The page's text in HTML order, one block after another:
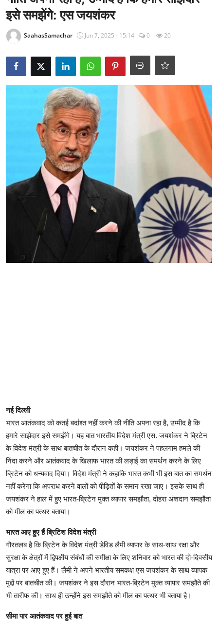
राजनीति
खेल
Epaper
धर्म
इसे समझेंगे: एस जयशंकर
SaahasSamachar Jun 7, 2025 - 15:14 0 20
नई दिल्ली
भारत आतंकवाद को कतई बर्दाश्त नहीं करने की नीति अपना रहा है, उम्मीद है कि
हमारे साझेदार इसे समझेंगे। यह बात भारतीय विदेश मंत्री एस. जयशंकर ने ब्रिटेन
के विदेश मंत्री के साथ बातचीत के दौरान कही। जयशंकर ने पहलगाम हमले की
निंदा करने और आतंकवाद के खिलाफ भारत की लड़ाई का समर्थन करने के लिए
ब्रिटेन को धन्यवाद दिया। विदेश मंत्री ने कहाकि भारत कभी भी इस बात का समर्थन
नहीं करेगा कि अपराध करने वालों को पीड़ितों के समान रखा जाए। इसके साथ ही
जयशंकर ने हाल में हुए भारत-ब्रिटेन मुक्त व्यापार समझौता, दोहरा अंशदान समझौता
को मील का पत्थर बताया।
भारत आए हुए हैं ब्रिटिश विदेश मंत्री
गौरतलब है कि ब्रिटेन के विदेश मंत्री डेविड लैमी व्यापार के साथ-साथ रक्षा और
सुरक्षा के क्षेत्रों में द्विपक्षीय संबंधों की समीक्षा के लिए शनिवार को भारत की दो-दिवसीय
यात्रा पर आए हुए हैं। लैमी ने अपने भारतीय समकक्ष एस जयशंकर के साथ व्यापक
मुद्दों पर बातचीत की। जयशंकर ने इस दौरान भारत-ब्रिटेन मुक्त व्यापार समझौते की
भी तारीफ की। साथ ही उन्होंने इस समझौते को मील का पत्थर भी बताया है।
सीमा पार आतंकवाद पर हुई बात